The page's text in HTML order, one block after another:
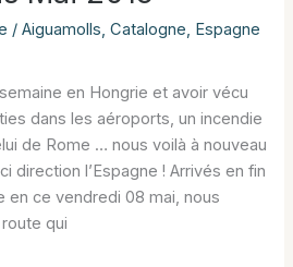
/Aiguamolls ,Catalogne Espagne
en Hongrie et avoir vécu
dans les aéroports, un incendie
de Rome … nous voilà à nouveau
direction l’Espagne ! Arrivés en fin
en ce vendredi 08 mai, nous
qui